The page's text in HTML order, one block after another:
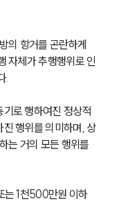
의 항거를 곤란하게
자체가 추행행위로 인
.
로 행하여진 정상적
행위를 의미하며, 상
는 거의 모든 행위를
는 1천500만원 이하